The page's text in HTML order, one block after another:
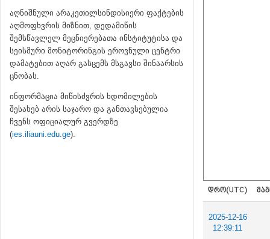
აღნიშნული არაკეთილსინდისიერი ფაქტების
აღმოფხვრის მიზნით, დედამიწის
შემსწავლელ მეცნიერებათა ინსტიტუტისა და
სეისმური მონიტორინგის ეროვნული ცენტრი
დამატებით აღარ გასცემს მსგავსი შინაარსის
ცნობას.
ინფორმაცია მიწისძვრის ხდომილების
შესახებ არის საჯარო და განთავსებულია
ჩვენს ოფიციალურ გვერდზე
(ies.iliauni.edu.ge).
ᲓᲠᲝ(UTC)
2025-12-16
12:39:11